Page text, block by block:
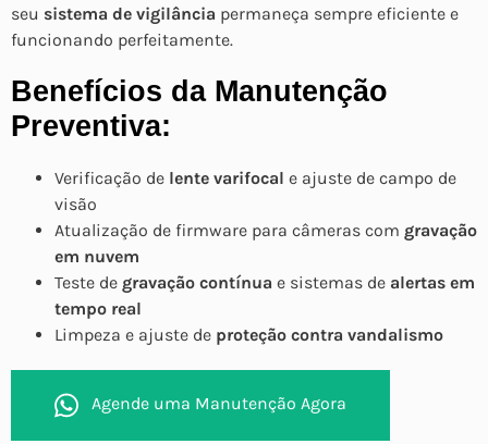
seu sistema de vigilância permaneça sempre eficiente e
funcionando perfeitamente.
Benefícios da Manutenção
Preventiva:
Verificação de lente varifocal e ajuste de campo de
visão
Atualização de firmware para câmeras com gravação
em nuvem
Teste de gravação contínua e sistemas de alertas em
tempo real
Limpeza e ajuste de proteção contra vandalismo
Agende uma Manutenção Agora